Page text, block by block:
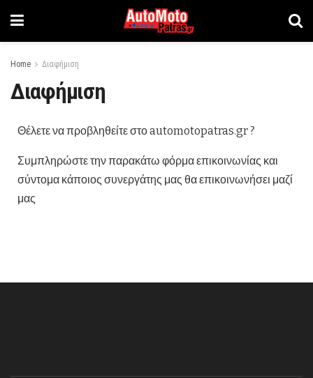
Home Διαφήμιση
Διαφήμιση
Θέλετε να προβληθείτε στο automotopatras.gr ?
Συμπληρώστε την παρακάτω φόρμα επικοινωνίας και
σύντομα κάποιος συνεργάτης μας θα επικοινωνήσει μαζί
μας